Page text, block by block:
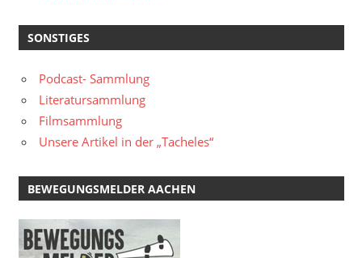
SONSTIGES
Podcast- Sammlung
Literatursammlung
Filmsammlung
Unsere Artikel in der „Tacheles“
BEWEGUNGSMELDER AACHEN